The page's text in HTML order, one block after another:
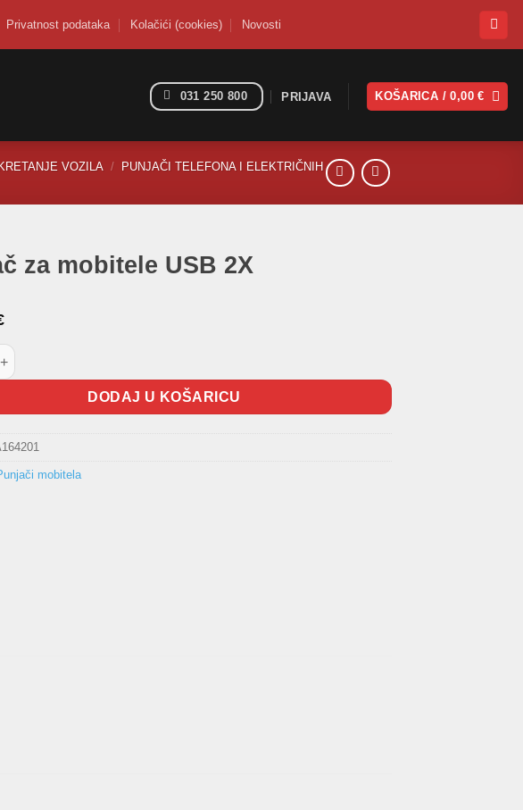
Privatnost podataka Kolačići (cookies) Novosti
031 250 800 PRIJAVA KOŠARICA /0,00€
VOZILA /
PUNJAČI TELEFONA I ELEKTRIČNIH
za mobitele USB 2X
USB 2X količina
DODAJ U KOŠARICU
mobitela